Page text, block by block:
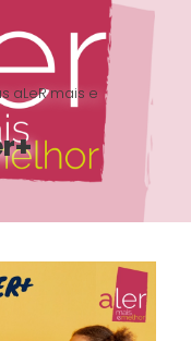
aLeR mais e